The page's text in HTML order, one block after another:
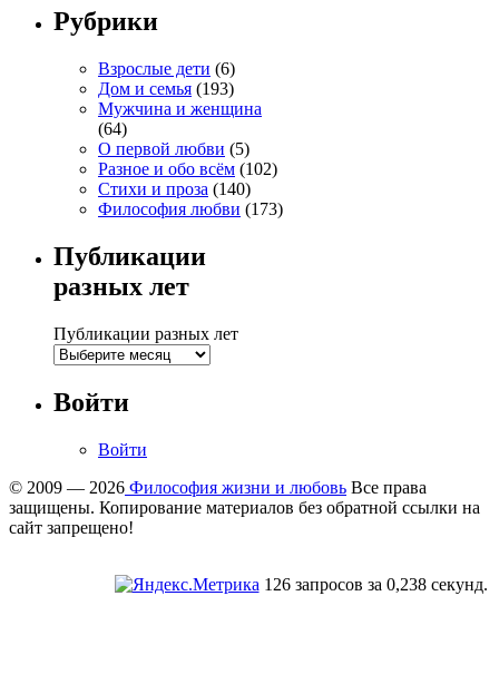
Рубрики
Взрослые дети (6)
Дом и семья (193)
Мужчина и женщина
(64)
О первой любви (5)
Разное и обо всём (102)
Стихи и проза (140)
Философия любви (173)
Публикации
разных лет
Публикации разных лет
Войти
Войти
© 2009 — 2026 Философия жизни и любовь Все права
защищены. Копирование материалов без обратной ссылки на
сайт запрещено!
126 запросов за 0,238 секунд.